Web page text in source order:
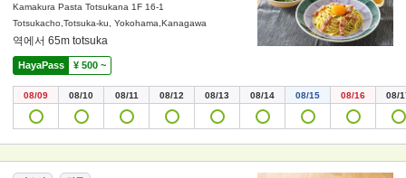
Kamakura Pasta Totsukana 1F 16-1
Totsukacho,Totsuka-ku, Yokohama,Kanagawa
역에서 65m totsuka
HayaPass ¥ 500 ~
08/09 08/10 08/11 08/12 08/13 08/14 08/15 08/16 08/